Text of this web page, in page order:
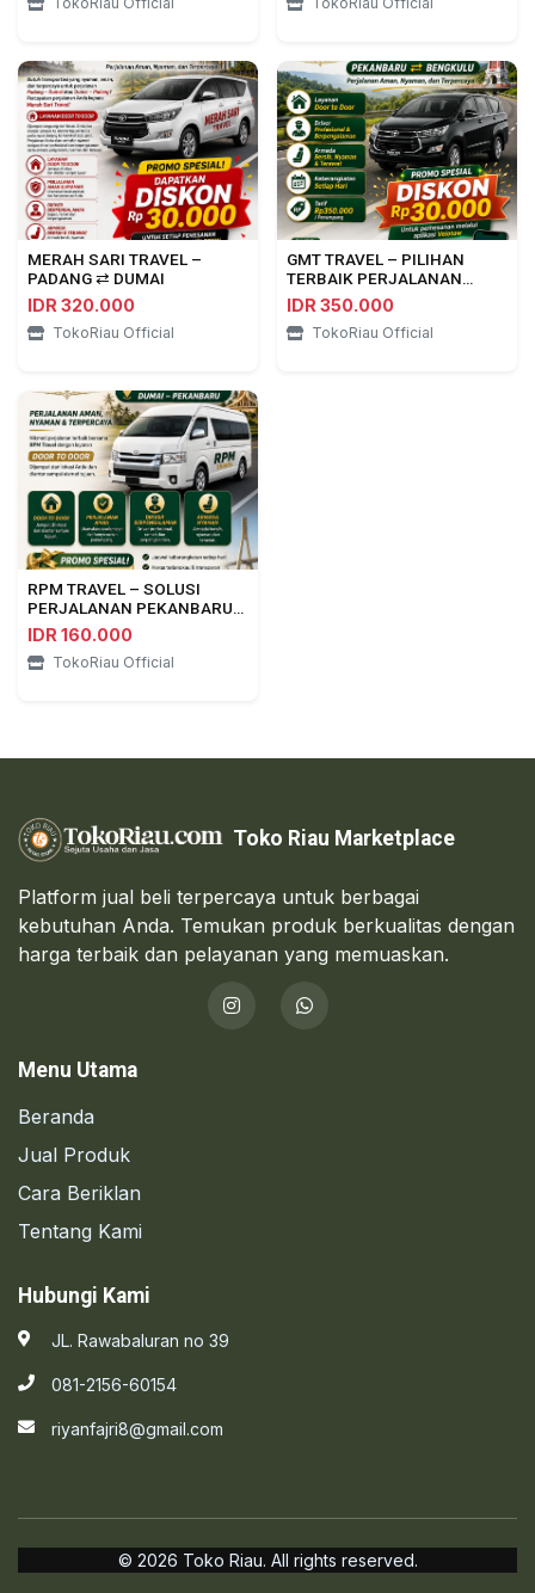
MERAH SARI TRAVEL –
PADANG ⇄ DUMAI
IDR 320.000
TokoRiau Official
GMT TRAVEL – PILIHAN
TERBAIK PERJALANAN
PEKANBARU ⇄ BENGKULU
IDR 350.000
TokoRiau Official
RPM TRAVEL – SOLUSI
PERJALANAN PEKANBARU
⇄ DUMAI
IDR 160.000
TokoRiau Official
Toko Riau Marketplace
Platform jual beli terpercaya untuk berbagai
kebutuhan Anda. Temukan produk berkualitas dengan
harga terbaik dan pelayanan yang memuaskan.
Menu Utama
Beranda
Jual Produk
Cara Beriklan
Tentang Kami
Hubungi Kami
JL. Rawabaluran no 39
081-2156-60154
riyanfajri8@gmail.com
© 2026 Toko Riau. All rights reserved.